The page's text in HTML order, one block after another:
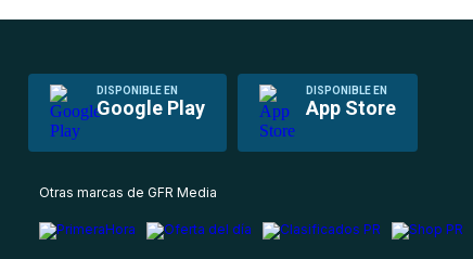
DISPONIBLE EN
Google Play
DISPONIBLE EN
App Store
Otras marcas de GFR Media